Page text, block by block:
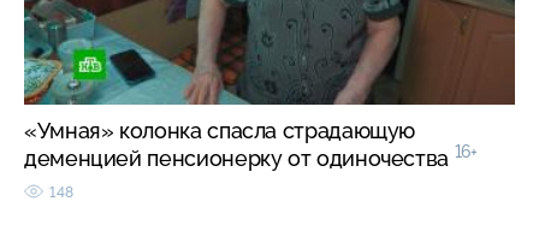
«Умная» колонка спасла страдающую
деменцией пенсионерку от одиночества 16+
148